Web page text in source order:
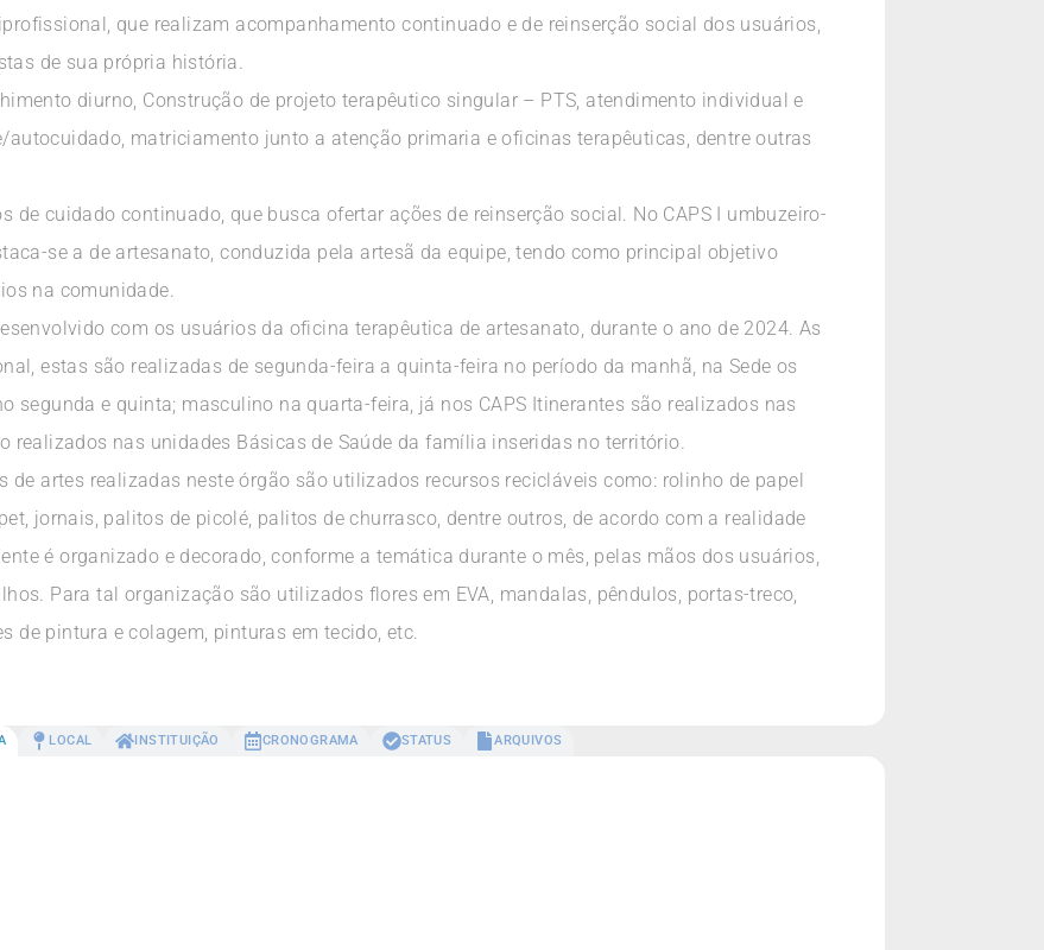
que realizam acompanhamento continuado e de reinserção social dos usuários,
de sua própria história.
diurno, Construção de projeto terapêutico singular – PTS, atendimento individual e
autocuidado, matriciamento junto a atenção primaria e oficinas terapêuticas, dentre outras
de cuidado continuado, que busca ofertar ações de reinserção social. No CAPS I umbuzeiro-
se a de artesanato, conduzida pela artesã da equipe, tendo como principal objetivo
na comunidade.
com os usuários da oficina terapêutica de artesanato, durante o ano de 2024. As
estas são realizadas de segunda-feira a quinta-feira no período da manhã, na Sede os
segunda e quinta; masculino na quarta-feira, já nos CAPS Itinerantes são realizados nas
realizados nas unidades Básicas de Saúde da família inseridas no território.
de artes realizadas neste órgão são utilizados recursos recicláveis como: rolinho de papel
jornais, palitos de picolé, palitos de churrasco, dentre outros, de acordo com a realidade
é organizado e decorado, conforme a temática durante o mês, pelas mãos dos usuários,
Para tal organização são utilizados flores em EVA, mandalas, pêndulos, portas-treco,
de pintura e colagem, pinturas em tecido, etc.
LOCAL INSTITUIÇÃO CRONOGRAMA STATUS ARQUIVOS